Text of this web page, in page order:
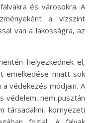
és városokra. A
a vízszint
van a lakosságra, az
helyezkednek el,
emelkedése miatt sok
védekezés módjain. A
védelem, nem pusztán
társadalmi, környezeti